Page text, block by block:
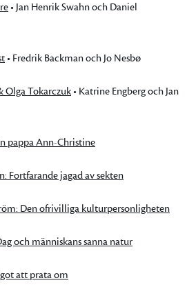
• Jan Henrik Swahn och Daniel
• Fredrik Backman och Jo Nesbø
Olga Tokarczuk• Katrine Engberg och Jan
pappa Ann-Christine
Fortfarande jagad av sekten
Den ofrivilliga kulturpersonligheten
och människans sanna natur
att prata om